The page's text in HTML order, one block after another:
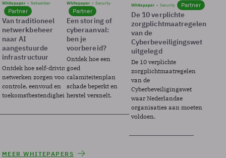
Whitepaper Netwerken
Partner
Van traditioneel
netwerkbeheer
naar AI
aangestuurde
infrastructuur
Ontdek hoe self-driving
netwerken zorgen voor
controle, eenvoud en
toekomstbestendigheid.
Whitepaper Security
Partner
Een storing of
cyberaanval:
ben je
voorbereid?
Ontdek hoe een
goed
calamiteitenplan
schade beperkt en
herstel versnelt.
Whitepaper Security Partner
De 10 verplichte
zorgplichtmaatregelen
van de
Cyberbeveiligingswet
uitgelegd
De 10 verplichte
zorgplichtmaatregelen
van de
Cyberbeveiligingswet
waar Nederlandse
organisaties aan moeten
voldoen.
MEER WHITEPAPERS